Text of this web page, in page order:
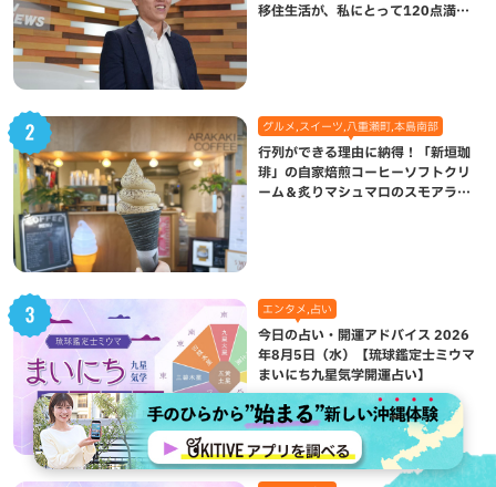
移住生活が、私にとって120点満点
グルメ,スイーツ,八重瀬町,本島南部
行列ができる理由に納得！「新垣珈
琲」の自家焙煎コーヒーソフトクリ
ーム＆炙りマシュマロのスモアラテ
エンタメ,占い
今日の占い・開運アドバイス 2026
年8月5日（水）【琉球鑑定士ミウマ
まいにち九星気学開運占い】